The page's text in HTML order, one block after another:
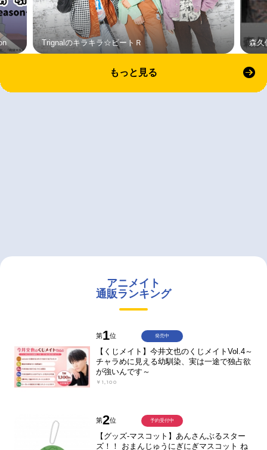
Trignalのキラキラ☆ビートＲ 森久
もっと見る
アニメイト
通販ランキング
第1位
【くじメイト】今井文也のくじメイトVol.4～
チャラめに見える幼馴染、実は一途で独占欲
が強いんです～
￥1,100
発売中
第2位
【グッズ-マスコット】あんさんぶるスター
ズ！！ おまんじゅうにぎにぎマスコット ね
予約受付中